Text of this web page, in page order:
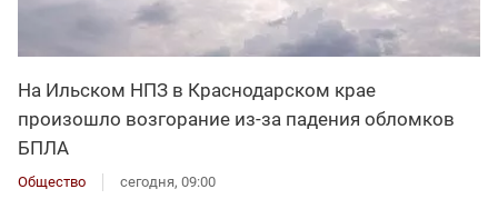
На Ильском НПЗ в Краснодарском крае
произошло возгорание из-за падения обломков
БПЛА
Общество сегодня, 09:00